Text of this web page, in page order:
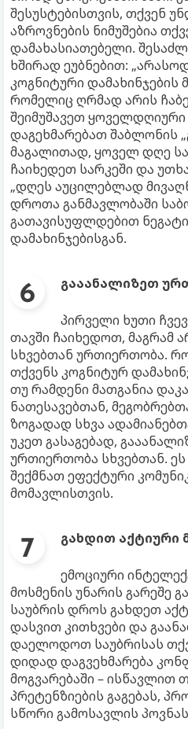
შესუსტებისთვის, თქვენ
აზროვნების ნიმუშებია
დამახასიათებელი.
ხშირად ეუბნებით:
კოგნიტური დამახინჯების
რომელიც ღრმად არის
შეიმუშავეთ
დაგეხმარებათ შაბლონის
მაგალითად, ყოველ დღე
ჩაიხედეთ სარკეში და
„დღეს აუცილებლად
დროთა განმავლობაში
გათავისუფლდებით
დამახინჯებისგან.
გააანალიზეთ
პირველი ხუთი
თავში ჩაიხედოთ, მაგრამ
სხვებთან ურთიერთობა.
თქვენს კოგნიტურ
თუ რამდენი მათგანია
ნათესავებთან,
ზოგადად სხვა
უკეთ გასაგებად,
ურთიერთობა სხვებთან.
შექმნათ ეფექტური
მომავლისთვის.
გახდით აქტიური
ემოციური
მოსმენის უნარის გარეშე
საუბრის დროს გახდეთ
დასვით კითხვები და
დაელოდოთ საუბრისას
დიდად დაგვეხმარება
მოგვარებაში – ისწავლით
პრეტენზიების გაგებას,
სწორი გამოსავლის